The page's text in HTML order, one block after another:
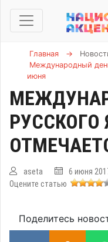
Главная →
Международный
июня
РУССКОГО
aseta 6 июня
Оцените статью
Поделитесь